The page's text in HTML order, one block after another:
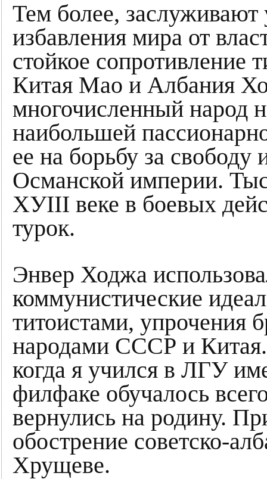
Тем более, заслуживают
избавления мира от
стойкое
Китая Мао и Албания
многочисленный народ
наибольшей
ее на борьбу за
Османской империи.
ХУIII веке в боевых
турок.
Энвер Ходжа
коммунистические
титоистами, упрочения
народами СССР и Китая.
когда я учился в ЛГУ
филфаке обучалось
вернулись на родину.
обострение советско-
Хрущеве.